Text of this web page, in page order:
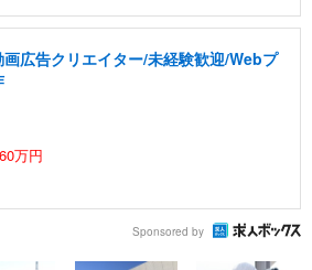
画広告クリエイター/未経験歓迎/Webプ
万円
Sponsored by